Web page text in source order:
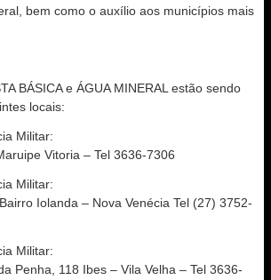
bem como o auxílio aos municípios mais
BÁSICA e ÁGUA MINERAL estão sendo
locais:
Militar:
Vitoria – Tel 3636-7306
Militar:
Iolanda – Nova Venécia Tel (27) 3752-
Militar:
Penha, 118 Ibes – Vila Velha – Tel 3636-